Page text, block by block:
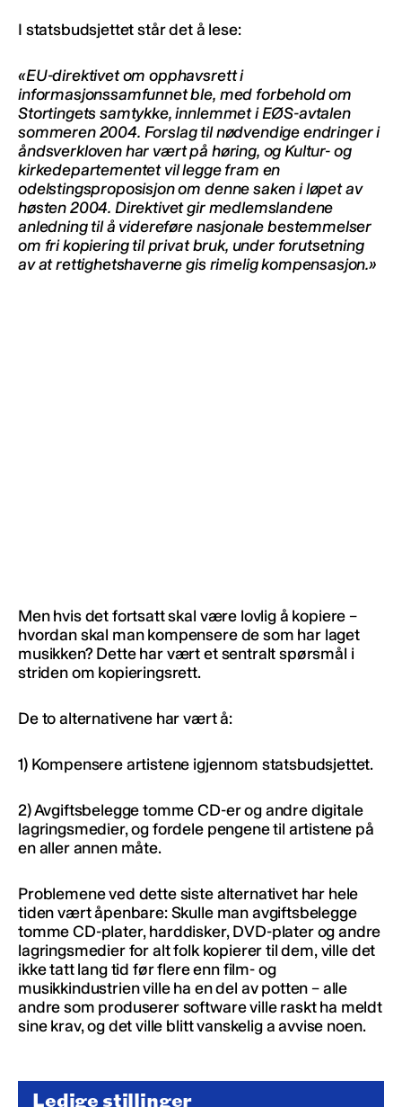
I statsbudsjettet står det å lese:
«EU-direktivet om opphavsrett i
informasjonssamfunnet ble, med forbehold om
Stortingets samtykke, innlemmet i EØS-avtalen
sommeren 2004. Forslag til nødvendige endringer i
åndsverkloven har vært på høring, og Kultur- og
kirkedepartementet vil legge fram en
odelstingsproposisjon om denne saken i løpet av
høsten 2004. Direktivet gir medlemslandene
anledning til å videreføre nasjonale bestemmelser
om fri kopiering til privat bruk, under forutsetning
av at rettighetshaverne gis rimelig kompensasjon.»
Men hvis det fortsatt skal være lovlig å kopiere –
hvordan skal man kompensere de som har laget
musikken? Dette har vært et sentralt spørsmål i
striden om kopieringsrett.
De to alternativene har vært å:
1) Kompensere artistene igjennom statsbudsjettet.
2) Avgiftsbelegge tomme CD-er og andre digitale
lagringsmedier, og fordele pengene til artistene på
en aller annen måte.
Problemene ved dette siste alternativet har hele
tiden vært åpenbare: Skulle man avgiftsbelegge
tomme CD-plater, harddisker, DVD-plater og andre
lagringsmedier for alt folk kopierer til dem, ville det
ikke tatt lang tid før flere enn film- og
musikkindustrien ville ha en del av potten – alle
andre som produserer software ville raskt ha meldt
sine krav, og det ville blitt vanskelig a avvise noen.
Ledige stillinger